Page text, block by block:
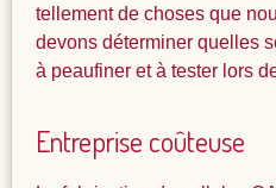
tellement de choses que
devons déterminer quelles
à peaufiner et à tester lors
Entreprise coûteuse